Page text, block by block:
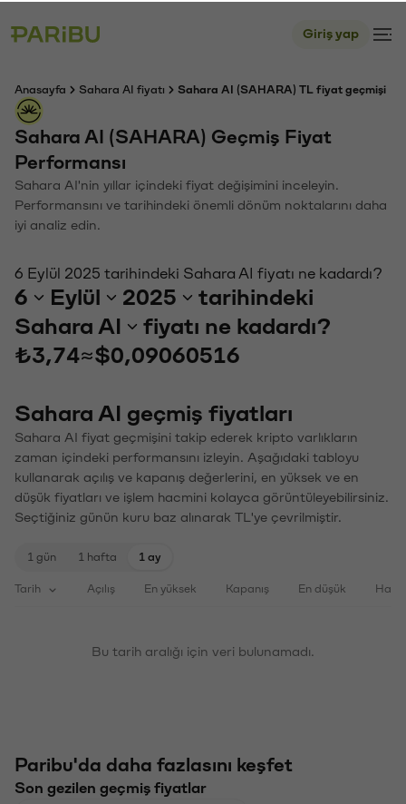
Giriş yap
Anasayfa Sahara AI fiyatı Sahara AI (SAHARA) TL fiyat geçmişi
Sahara AI (SAHARA) Geçmiş Fiyat
Performansı
Sahara AI'nin yıllar içindeki fiyat değişimini inceleyin.
Performansını ve tarihindeki önemli dönüm noktalarını daha
iyi analiz edin.
6 Eylül 2025 tarihindeki Sahara AI fiyatı ne kadardı?
6 Eylül 2025
tarihindeki
Sahara AI
fiyatı ne kadardı?
₺3,74≈$0,09060516
Sahara AI geçmiş fiyatları
Sahara AI fiyat geçmişini takip ederek kripto varlıkların
zaman içindeki performansını izleyin. Aşağıdaki tabloyu
kullanarak açılış ve kapanış değerlerini, en yüksek ve en
düşük fiyatları ve işlem hacmini kolayca görüntüleyebilirsiniz.
Seçtiğiniz günün kuru baz alınarak TL'ye çevrilmiştir.
1 gün 1 hafta 1 ay
Tarih Açılış En yüksek Kapanış En düşük
Bu tarih aralığı için veri bulunamadı.
Paribu'da daha fazlasını keşfet
Son gezilen geçmiş fiyatlar